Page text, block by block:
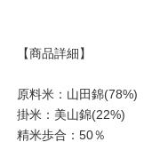
【商品詳細】
原料米：山田錦(78%)
掛米：美山錦(22%)
精米歩合：50％